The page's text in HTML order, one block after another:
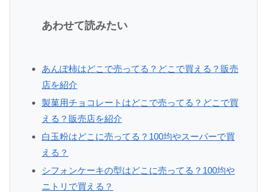
あわせて読みたい
あんぽ柿はどこで売ってる？どこで買える？販売
店を紹介
製菓用チョコレートはどこで売ってる？どこで買
える？販売店を紹介
白玉粉はどこに売ってる？100均やスーパーで買
える？
シフォンケーキの型はどこに売ってる？100均や
ニトリで買える？